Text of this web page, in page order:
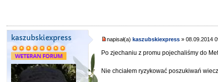
kaszubskiexpress napisał(a) kaszubskiexpress » 08.09.2014
Po zjechaniu z promu pojechaliśmy do
Nie chciałem ryzykować poszukiwań